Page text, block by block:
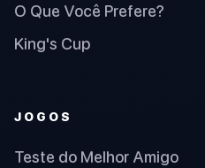
O Que Você Prefere?
King's Cup
JOGOS
Teste do Melhor Amigo